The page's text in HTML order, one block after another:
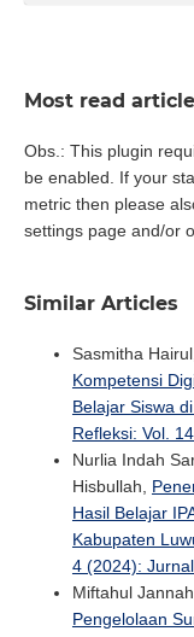
Most read
Obs.: This plugin
be enabled. If your
metric then please
settings page and/or
Similar Articles
Sasmitha
Kompetensi
Belajar Siswa
Refleksi: Vol.
Nurlia Indah
Hisbullah,
Hasil Belajar
Kabupaten
4 (2024):
Miftahul
Pengelolaan